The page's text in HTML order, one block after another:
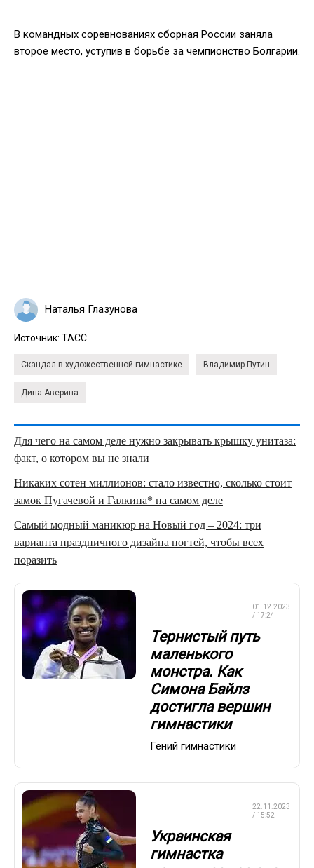
В командных соревнованиях сборная России заняла
второе место, уступив в борьбе за чемпионство Болгарии.
Наталья Глазунова
Источник: ТАСС
Скандал в художественной гимнастике Владимир Путин
Дина Аверина
Для чего на самом деле нужно закрывать крышку унитаза:
факт, о котором вы не знали
Никаких сотен миллионов: стало известно, сколько стоит
замок Пугачевой и Галкина* на самом деле
Самый модный маникюр на Новый год – 2024: три
варианта праздничного дизайна ногтей, чтобы всех
поразить
01.12.2023
/ 17:24
Тернистый путь
маленького
монстра. Как
Симона Байлз
достигла вершин
гимнастики
Гений гимнастики
22.11.2023
/ 15:52
Украинская
гимнастка